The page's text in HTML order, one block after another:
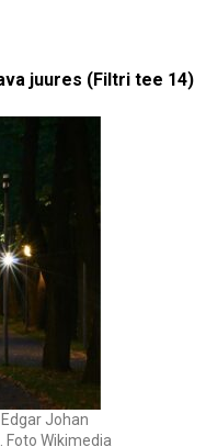
juures (Filtri tee 14)
Johan
Foto Wikimedia